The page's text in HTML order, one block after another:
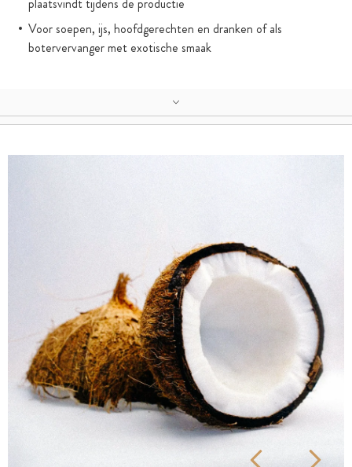
Voor soepen, ijs, hoofdgerechten en dranken of als
botervervanger met exotische smaak